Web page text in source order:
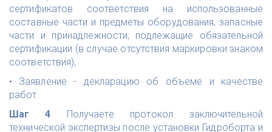
сертификатов соответствия на использованные
составные части и предметы оборудования, запасные
части и принадлежности, подлежащие обязательной
сертификации (в случае отсутствия маркировки знаком
соответствия);
• Заявление - декларацию об объеме и качестве
работ.
Шаг 4 Получаете протокол заключительной
технической экспертизы после установки Гидроборта и